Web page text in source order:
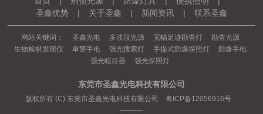
圣鑫优势
| 关于圣鑫 | 新闻资讯 | 联系圣鑫
网站关键词： 圣鑫光电 多波段光源 宽幅足迹勘查灯
勘查光源
生物检材发现仪
单警手电 强光搜索灯 手提式防爆探照灯
防爆手电
强光眩目器
强光探照灯
东莞市圣鑫光电科技有限公司
版权所有 (C) 东莞市圣鑫光电科技有限公司 粤ICP备12056916号